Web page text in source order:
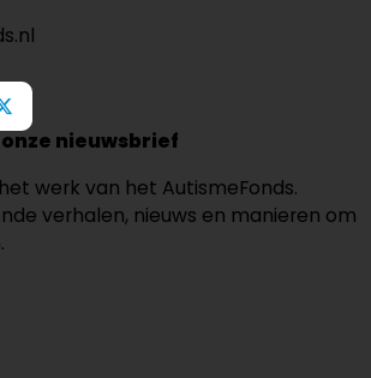
nieuwsbrief
werk van het AutismeFonds.
verhalen, nieuws en manieren om